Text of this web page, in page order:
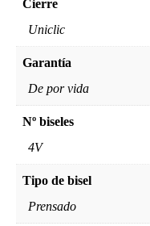
Cierre
Uniclic
Garantía
De por vida
Nº biseles
4V
Tipo de bisel
Prensado